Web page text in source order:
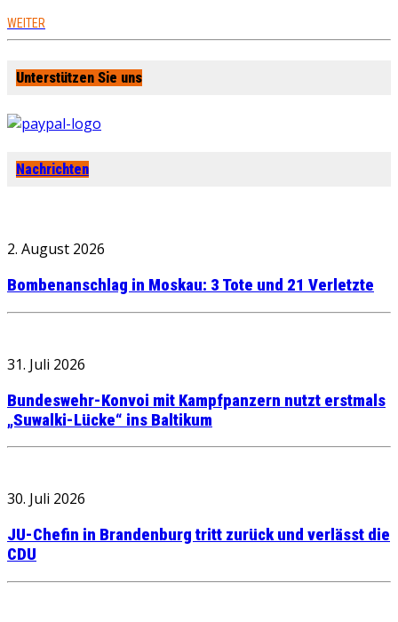
WEITER
Unterstützen Sie uns
Nachrichten
2. August 2026
Bombenanschlag in Moskau: 3 Tote und 21 Verletzte
31. Juli 2026
Bundeswehr-Konvoi mit Kampfpanzern nutzt erstmals
„Suwalki-Lücke“ ins Baltikum
30. Juli 2026
JU-Chefin in Brandenburg tritt zurück und verlässt die
CDU